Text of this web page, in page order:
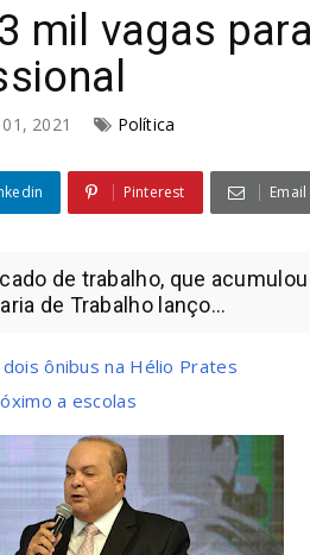
mil vagas para
2021 Política
Pinterest Email
de trabalho, que
de Trabalho lanço...
ônibus na Hélio Prates
a escolas